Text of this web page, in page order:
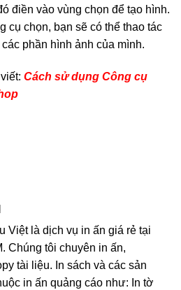
điền vào vùng chọn để tạo hình.
cụ chọn, bạn sẽ có thể thao tác
phần hình ảnh của mình.
Cách sử dụng Công cụ
Việt là dịch vụ in ấn giá rẻ tại
Chúng tôi chuyên in ấn,
tài liệu. In sách và các sản
in ấn quảng cáo như: In tờ